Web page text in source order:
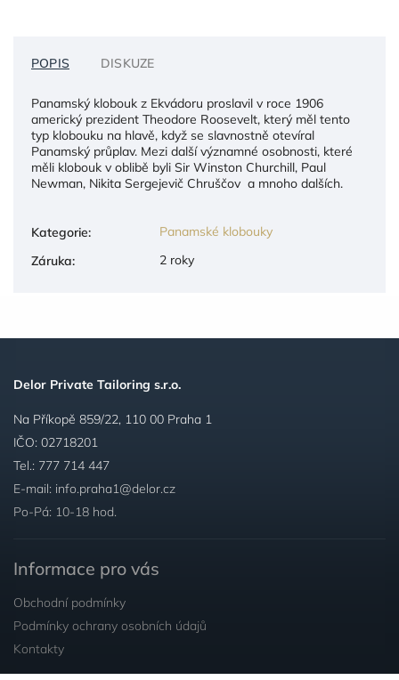
POPIS DISKUZE
Panamský klobouk z Ekvádoru proslavil v roce 1906
americký prezident Theodore Roosevelt, který měl tento
typ klobouku na hlavě, když se slavnostně otevíral
Panamský průplav. Mezi další významné osobnosti, které
měli klobouk v oblibě byli Sir Winston Churchill, Paul
Newman, Nikita Sergejevič Chruščov a mnoho dalších.
Kategorie:
Panamské klobouky
Záruka: 2 roky
Delor Private Tailoring s.r.o.
Na Příkopě 859/22, 110 00 Praha 1
IČO: 02718201
Tel.: 777 714 447
E-mail: info.praha1@delor.cz
Po-Pá: 10-18 hod.
Informace pro vás
Obchodní podmínky
Podmínky ochrany osobních údajů
Kontakty